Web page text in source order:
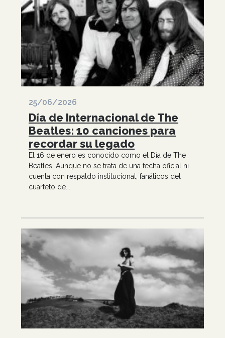
25/06/2026
Día de Internacional de The
Beatles: 10 canciones para
recordar su legado
El 16 de enero es conocido como el Día de The
Beatles. Aunque no se trata de una fecha oficial ni
cuenta con respaldo institucional, fanáticos del
cuarteto de...